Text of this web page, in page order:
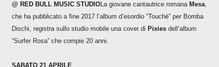
@ RED BULL MUSIC STUDIOLa giovane cantautrice romana Mesa,
che ha pubblicato a fine 2017 l’album d’esordio “Touchè” per Bomba
Dischi, registra sullo studio mobile una cover di Pixies dell’album
“Surfer Rosa” che compie 20 anni.
SABATO 21 APRILE